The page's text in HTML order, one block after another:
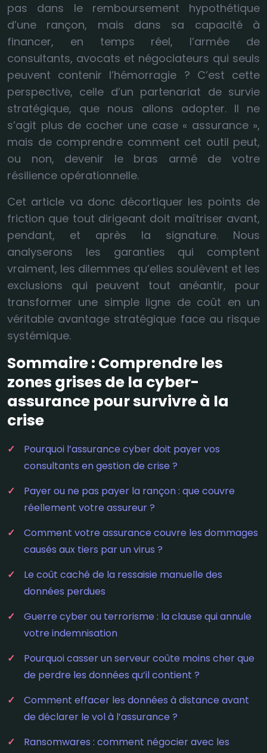
pas dans le remboursement hypothétique
d’une rançon, mais dans sa capacité à
financer, en temps réel, l’armée de
consultants, avocats et négociateurs qui seuls
peuvent contenir l’hémorragie ? C’est cette
perspective, celle d’un partenariat de survie
stratégique, que nous allons adopter. Il ne
s’agit plus de cocher une case « assurance »,
mais de comprendre comment cet outil peut,
ou non, devenir le bras armé de votre
résilience opérationnelle.
Cet article va donc décortiquer les points de
friction que tout dirigeant doit maîtriser avant,
pendant, et après la signature. Nous
analyserons les garanties qui comptent
vraiment, les dilemmes qu’elles soulèvent et les
exclusions qui peuvent tout anéantir, pour
transformer une simple ligne de coût en un
véritable avantage stratégique face au risque
systémique.
Sommaire : Comprendre les
zones grises de la cyber-
assurance pour survivre à la
crise
Pourquoi l’assurance cyber doit payer vos
consultants en gestion de crise ?
Payer ou ne pas payer la rançon : que couvre
réellement votre assureur ?
Comment votre assurance couvre les dommages
causés aux tiers par un virus ?
Le coût caché de la ressaisie manuelle des
données perdues
Guerre cyber ou terrorisme : la clause qui annule
votre indemnisation
Pourquoi casser un serveur coûte moins cher que
de perdre les données qu’il contient ?
Comment effacer les données à distance avant
de déclarer le vol à l’assurance ?
Ransomwares : comment négocier avec les